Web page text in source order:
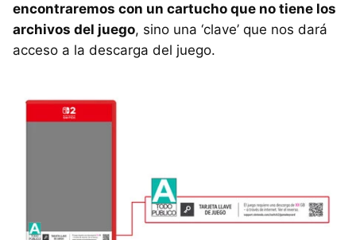
encontraremos con un cartucho que no tiene los
archivos del juego, sino una ‘clave’ que nos dará
acceso a la descarga del juego.